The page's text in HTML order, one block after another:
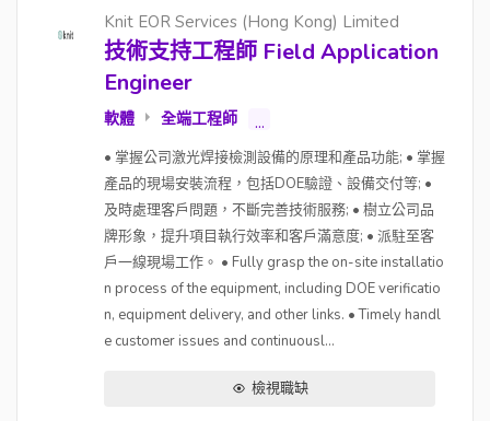
Knit EOR Services (Hong Kong) Limited
技術支持工程師 Field Application
Engineer
軟體 全端工程師 ...
• 掌握公司激光焊接檢測設備的原理和產品功能; • 掌握
產品的現場安裝流程，包括DOE驗證、設備交付等; •
及時處理客戶問題，不斷完善技術服務; • 樹立公司品
牌形象，提升項目執行效率和客戶滿意度; • 派駐至客
戶一線現場工作。 • Fully grasp the on-site installatio
n process of the equipment, including DOE verificatio
n, equipment delivery, and other links. • Timely handl
e customer issues and continuousl...
檢視職缺